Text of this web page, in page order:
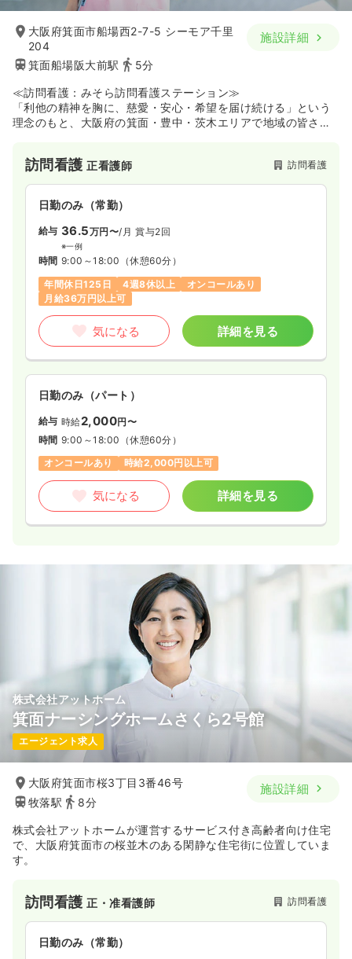
大阪府箕面市船場西2-7-5 シーモア千里
204
箕面船場阪大前駅
5分
施設詳細
≪訪問看護：みそら訪問看護ステーション≫
「利他の精神を胸に、慈愛・安心・希望を届け続ける」という
理念のもと、大阪府の箕面・豊中・茨木エリアで地域の皆さま
く安心できる環境が整っており、バイタルチェックや医療処
置、ターミナルケア、精神看護など、利用者様やご家族の心に
寄り添う看護を提供しています。未経験の方でも同行研修や独
自の教育プログラム、新人プログラムを通じて成長できる体制
があるほか、年間休日125日以上や誕生日休暇、充実した子育
て支援金、本人分の診療費補助など、働くスタッフが安心して
長く活躍できる福利厚生が非常に充実している点が大きな特徴
訪問看護正看護師 訪問看護
日勤のみ（常勤）
給与 36.5万円〜/月 賞与2回
※一例
時間 9:00～18:00 （休憩60分）
年間休日125日
4週8休以上
オンコールあり
月給36万円以上可
気になる 詳細を見る
日勤のみ（パート）
給与 時給2,000円〜
時間 9:00～18:00 （休憩60分）
オンコールあり
時給2,000円以上可
気になる 詳細を見る
株式会社アットホーム
箕面ナーシングホームさくら2号館
エージェント求人
大阪府箕面市桜3丁目3番46号
牧落駅
8分
施設詳細
株式会社アットホームが運営するサービス付き高齢者向け住宅
で、大阪府箕面市の桜並木のある閑静な住宅街に位置していま
す。
訪問看護正・准看護師 訪問看護
日勤のみ（常勤）